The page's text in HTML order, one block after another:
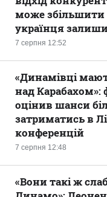
7 серпня 12:52
може
українця
7 серпня 12:48
«Динамівці
над Карабахом»:
оцінив шанси
затриматись в
конференцій
«Вони такі ж